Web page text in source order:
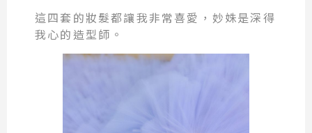
這四套的妝髮都讓我非常喜愛，妙姝是深得
我心的造型師。